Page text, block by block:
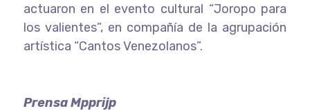
actuaron en el evento cultural “Joropo para
los valientes”, en compañía de la agrupación
artística “Cantos Venezolanos”.
Prensa Mpprijp